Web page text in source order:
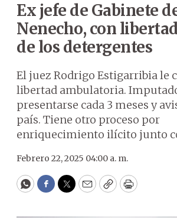
Ex jefe de Gabinete
Nenecho, con
de los detergentes
El juez Rodrigo Estigarribia le
libertad ambulatoria.
presentarse cada 3 meses y
país. Tiene otro proceso por
enriquecimiento ilícito junto
Febrero 22, 2025 04:00 a. m.
WhatsApp
Facebook
Twitter
EmailCopyPrint